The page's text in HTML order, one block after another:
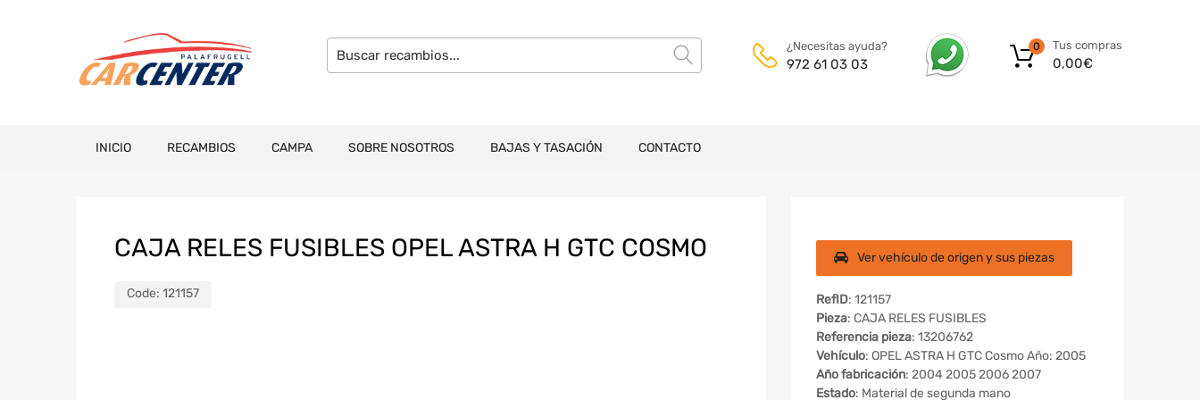
¿Necesitas ayuda?
972 61 03 03
Tus compras
0,00€
0
INICIO RECAMBIOS CAMPA SOBRE NOSOTROS BAJAS Y TASACIÓN CONTACTO
CAJA RELES FUSIBLES OPEL ASTRA H GTC COSMO
Code: 121157
Ver vehículo de origen y sus piezas
RefID: 121157
Pieza: CAJA RELES FUSIBLES
Referencia pieza: 13206762
Vehículo: OPEL ASTRA H GTC Cosmo Año: 2005
Año fabricación: 2004 2005 2006 2007
Estado: Material de segunda mano